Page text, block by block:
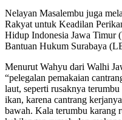
Nelayan Masalembu juga
Rakyat untuk Keadilan
Hidup Indonesia Jawa Timur
Bantuan Hukum Surabaya
Menurut Wahyu dari Walhi
“pelegalan pemakaian
laut, seperti rusaknya
ikan, karena cantrang
bawah. Kala terumbu karang